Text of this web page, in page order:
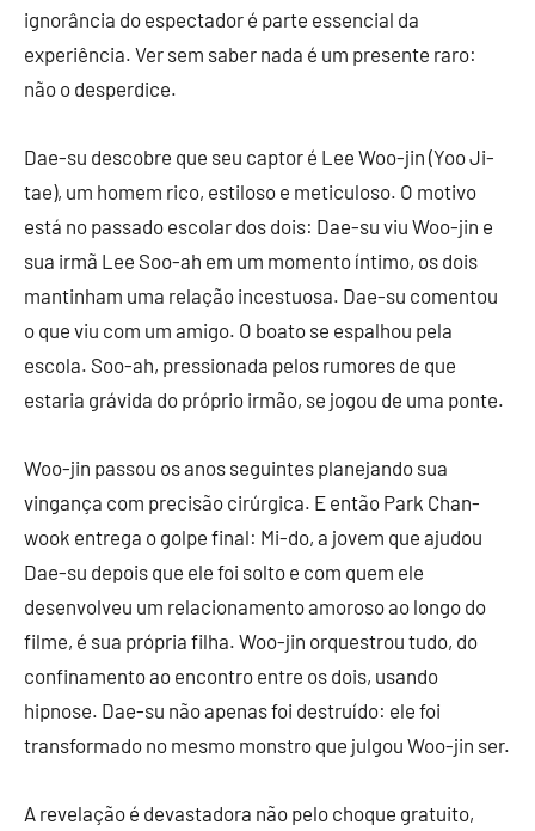
ignorância do espectador é parte essencial da
experiência. Ver sem saber nada é um presente raro:
não o desperdice.
Dae-su descobre que seu captor é Lee Woo-jin (Yoo Ji-
tae), um homem rico, estiloso e meticuloso. O motivo
está no passado escolar dos dois: Dae-su viu Woo-jin e
sua irmã Lee Soo-ah em um momento íntimo, os dois
mantinham uma relação incestuosa. Dae-su comentou
o que viu com um amigo. O boato se espalhou pela
escola. Soo-ah, pressionada pelos rumores de que
estaria grávida do próprio irmão, se jogou de uma ponte.
Woo-jin passou os anos seguintes planejando sua
vingança com precisão cirúrgica. E então Park Chan-
wook entrega o golpe final: Mi-do, a jovem que ajudou
Dae-su depois que ele foi solto e com quem ele
desenvolveu um relacionamento amoroso ao longo do
filme, é sua própria filha. Woo-jin orquestrou tudo, do
confinamento ao encontro entre os dois, usando
hipnose. Dae-su não apenas foi destruído: ele foi
transformado no mesmo monstro que julgou Woo-jin ser.
A revelação é devastadora não pelo choque gratuito,